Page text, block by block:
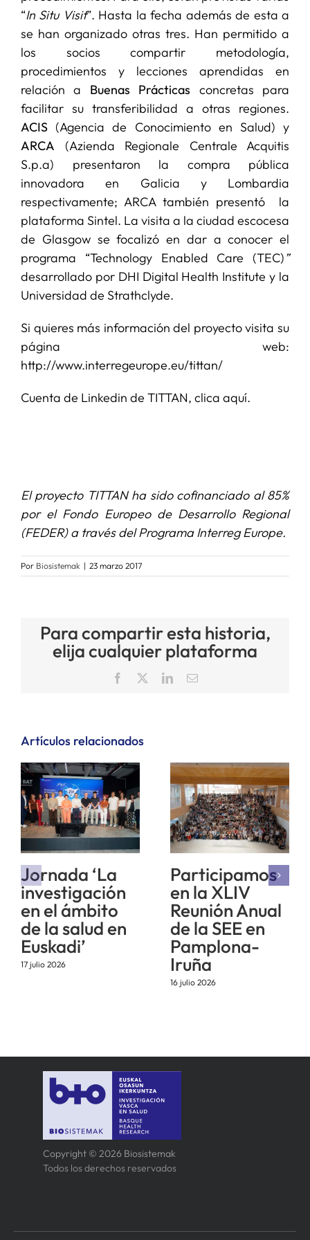
“In Situ Visit”. Hasta la fecha además de esta a
se han organizado otras tres. Han permitido a
los socios compartir metodología,
procedimientos y lecciones aprendidas en
relación a Buenas Prácticas concretas para
facilitar su transferibilidad a otras regiones.
ACIS (Agencia de Conocimiento en Salud) y
ARCA (Azienda Regionale Centrale Acquitis
S.p.a) presentaron la compra pública
innovadora en Galicia y Lombardia
respectivamente; ARCA también presentó la
plataforma Sintel. La visita a la ciudad escocesa
de Glasgow se focalizó en dar a conocer el
programa “Technology Enabled Care (TEC)”
desarrollado por DHI Digital Health Institute y la
Universidad de Strathclyde.
Si quieres más información del proyecto visita su
página web:
http://www.interregeurope.eu/tittan/
Cuenta de Linkedin de TITTAN, clica aquí.
El proyecto TITTAN ha sido cofinanciado al 85%
por el Fondo Europeo de Desarrollo Regional
(FEDER) a través del Programa Interreg Europe.
Por Biosistemak | 23 marzo 2017
Para compartir esta historia,
elija cualquier plataforma
Facebook LinkedInCorreo
Artículos relacionados
Jornada ‘La
investigación
en el ámbito
de la salud en
Euskadi’
17 julio 2026
Participamos
en la XLIV
Reunión Anual
de la SEE en
Pamplona-
Iruña
16 julio 2026
Copyright © 2026 Biosistemak
Todos los derechos reservados